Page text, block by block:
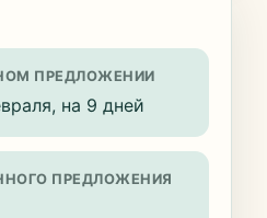
ПРЕДЛОЖЕНИИ
на 9 дней
ПРЕДЛОЖЕНИЯ